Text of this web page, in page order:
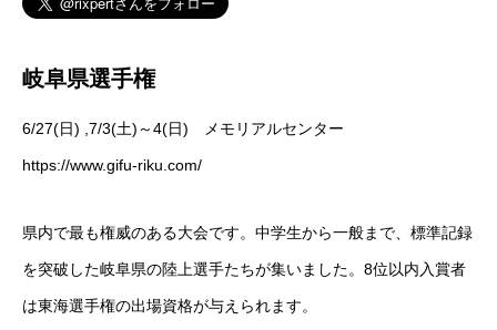
岐阜県選手権
6/27(日) ,7/3(土)～4(日) メモリアルセンター
https://www.gifu-riku.com/
県内で最も権威のある大会です。中学生から一般まで、標準記録
を突破した岐阜県の陸上選手たちが集いました。8位以内入賞者
は東海選手権の出場資格が与えられます。